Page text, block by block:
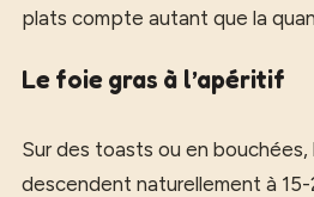
plats compte autant que la
Le foie gras à l’apéritif
Sur des toasts ou en
descendent naturellement à